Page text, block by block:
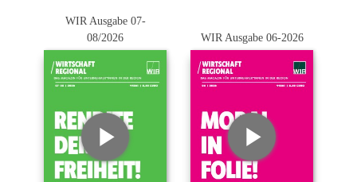
WIR Ausgabe 07-
08/2026
WIR Ausgabe 06-2026